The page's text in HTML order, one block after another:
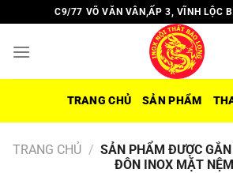
đến
nội
C9/77 VÕ VĂN VÂN,ẤP 3, VĨNH LỘC
TRANG CHỦ SẢN PHẨM
TRANG CHỦ / SẢN PHẨM ĐƯỢC
ĐÔN INOX MẶT